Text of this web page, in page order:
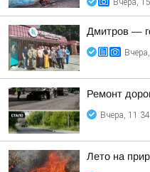
Вчера,
Дмитров —
Ремонт
Вчера, 11:34
Лето на